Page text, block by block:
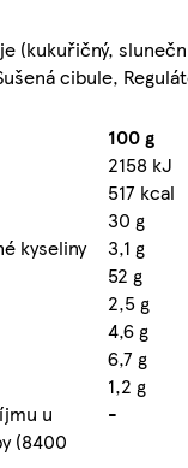
(kukuřičný,
cibule,
100 g
2158 kJ
517 kcal
30 g
kyseliny
3,1 g
52 g
2,5 g
4,6 g
6,7 g
1,2 g
u
(8400
-